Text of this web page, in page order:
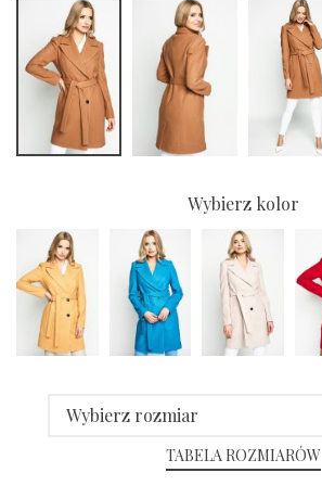
Wybierz kolor
Wybierz rozmiar
TABELA ROZMIARÓW